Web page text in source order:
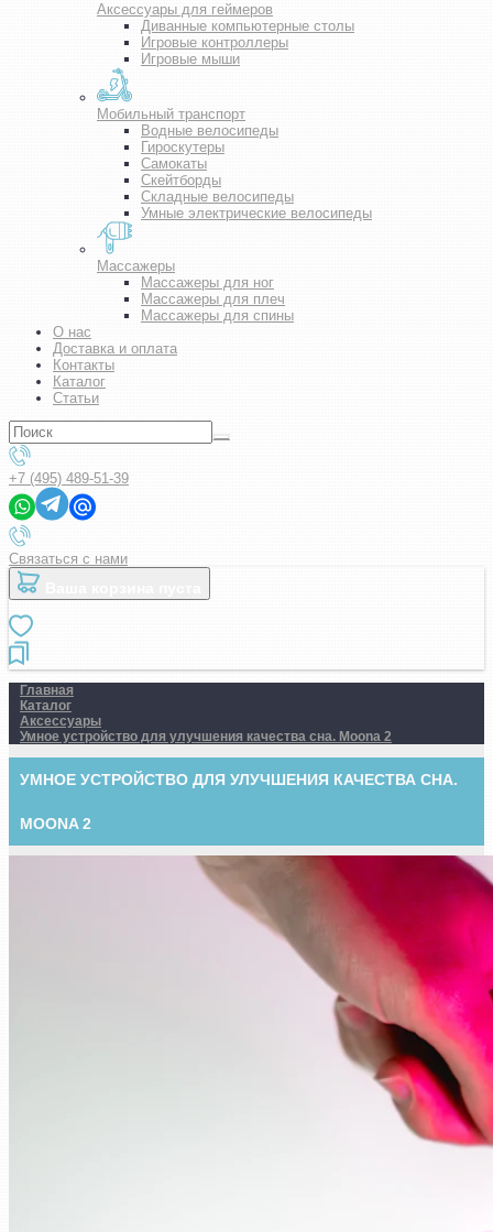
Аксессуары для геймеров
Диванные компьютерные столы
Игровые контроллеры
Игровые мыши
Мобильный транспорт
Водные велосипеды
Гироскутеры
Самокаты
Скейтборды
Складные велосипеды
Умные электрические велосипеды
Массажеры
Массажеры для ног
Массажеры для плеч
Массажеры для спины
О нас
Доставка и оплата
Контакты
Каталог
Статьи
+7 (495) 489-51-39
Связаться с нами
Главная
Каталог
Аксессуары
Умное устройство для улучшения качества сна. Moona 2
УМНОЕ УСТРОЙСТВО ДЛЯ УЛУЧШЕНИЯ КАЧЕСТВА СНА.
MOONA 2